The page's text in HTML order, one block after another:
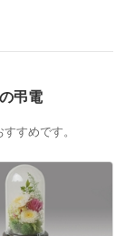
弔電
すめです。